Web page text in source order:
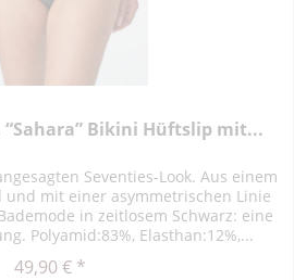
Bikini Hüftslip mit...
Seventies-Look. Aus einem
mit einer asymmetrischen Linie
in zeitlosem Schwarz: eine
Polyamid:83%, Elasthan:12%,...
49,90 € *